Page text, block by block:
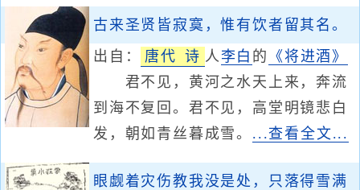
古来圣贤皆寂寞，惟有饮者留其名。
出自：
唐代 诗 人李白 的 《将进酒》
君不见，黄河之水天上来，奔流
到海不复回。君不见，高堂明镜悲白
发，朝如青丝暮成雪。 ...查看全文...
眼觑着灾伤教我没是处，只落得雪满